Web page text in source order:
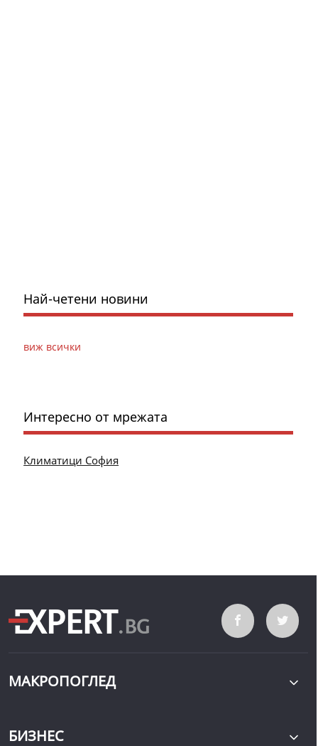
Най-четени новини
виж всички
Интересно от мрежата
Климатици София
МАКРОПОГЛЕД
БИЗНЕС